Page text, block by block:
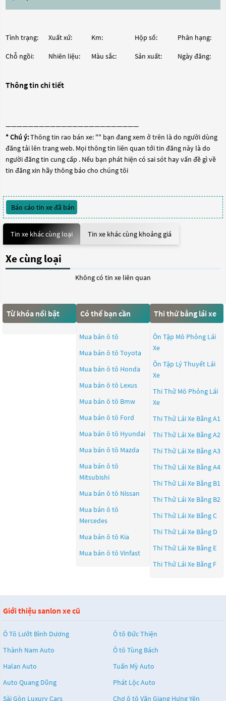
Tình trạng: Xuất xứ: Km: Hộp số: Phân hạng:
Chỗ ngồi: Nhiên liệu: Màu sắc: Sản xuất: Ngày đăng:
Thông tin chi tiết
————————————————————————
* Chú ý:Thông tin rao bán xe: "" bạn đang xem ở trên là do người dùng
đăng tải lên trang web. Mọi thông tin liên quan tới tin đăng này là do
người đăng tin cung cấp . Nếu bạn phát hiện có sai sót hay vấn đề gì về
tin đăng xin hãy thông báo cho chúng tôi
Báo cáo tin xe đã bán
Tin xe khác cùng loại Tin xe khác cùng khoảng giá
Xe cùng loại
Không có tin xe liên quan
Từ khóa nổi bật Có thể bạn cần
Mua bán ô tô
Mua bán ô tô Toyota
Mua bán ô tô Honda
Mua bán ô tô Lexus
Mua bán ô tô Bmw
Mua bán ô tô Ford
Mua bán ô tô Hyundai
Mua bán ô tô Mazda
Mua bán ô tô
Mitsubishi
Mua bán ô tô Nissan
Mua bán ô tô
Mercedes
Mua bán ô tô Kia
Mua bán ô tô Vinfast
Thi thử bằng lái xe
Ôn Tập Mô Phỏng Lái
Xe
Ôn Tập Lý Thuyết Lái
Xe
Thi Thử Mô Phỏng Lái
Xe
Thi Thử Lái Xe Bằng A1
Thi Thử Lái Xe Bằng A2
Thi Thử Lái Xe Bằng A3
Thi Thử Lái Xe Bằng A4
Thi Thử Lái Xe Bằng B1
Thi Thử Lái Xe Bằng B2
Thi Thử Lái Xe Bằng C
Thi Thử Lái Xe Bằng D
Thi Thử Lái Xe Bằng E
Thi Thử Lái Xe Bằng F
Giới thiệu sanlon xe cũ
Ô Tô Lướt Bình Dương
Ô tô Đức Thiện
Thành Nam Auto
Ô tô Tùng Bách
Halan Auto
Tuấn Mỳ Auto
Auto Quang Dũng
Phát Lộc Auto
Sài Gòn Luxury Cars
Chợ ô tô Văn Giang Hưng Yên